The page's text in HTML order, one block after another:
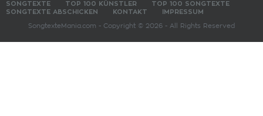
SONGTEXTE TOP 100 KÜNSTLER
TOP 100 SONGTEXTE
SONGTEXTE ABSCHICKEN
KONTAKT IMPRESSUM
SongtexteMania.com - Copyright © 2026 - All Rights Reserved